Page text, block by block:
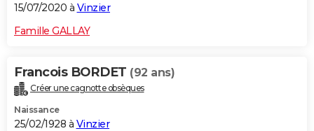
15/07/2020 à Vinzier
Famille GALLAY
Francois BORDET (92 ans)
Créer une cagnotte obsèques
Naissance
25/02/1928 à Vinzier